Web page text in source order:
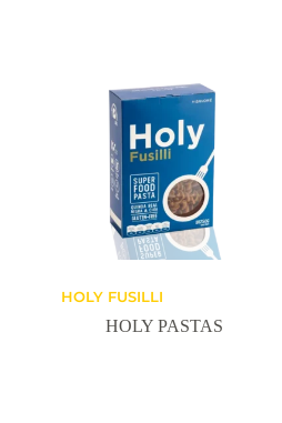
HOLY FUSILLI
HOLY PASTAS